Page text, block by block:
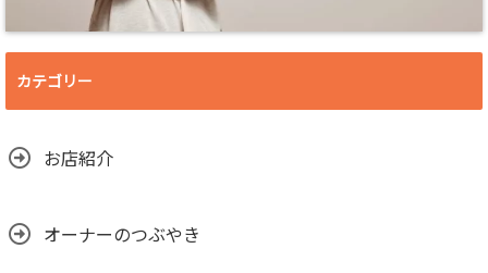
カテゴリー
お店紹介
オーナーのつぶやき